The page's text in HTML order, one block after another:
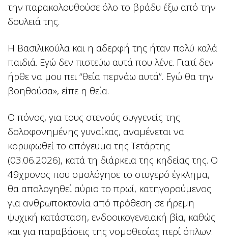
την παρακολουθούσε όλο το βράδυ έξω από την
δουλειά της.
Η Βασιλικούλα και η αδερφή της ήταν πολύ καλά
παιδιά. Εγώ δεν πιστεύω αυτά που λένε. Γιατί δεν
ήρθε να μου πει “θεία περνάω αυτά”. Εγώ θα την
βοηθούσα», είπε η θεία.
Ο πόνος, για τους στενούς συγγενείς της
δολοφονημένης γυναίκας, αναμένεται να
κορυφωθεί το απόγευμα της Τετάρτης
(03.06.2026), κατά τη διάρκεια της κηδείας της. Ο
49χρονος που ομολόγησε το στυγερό έγκλημα,
θα απολογηθεί αύριο το πρωί, κατηγορούμενος
για ανθρωποκτονία από πρόθεση σε ήρεμη
ψυχική κατάσταση, ενδοοικογενειακή βία, καθώς
και για παραβάσεις της νομοθεσίας περί όπλων.